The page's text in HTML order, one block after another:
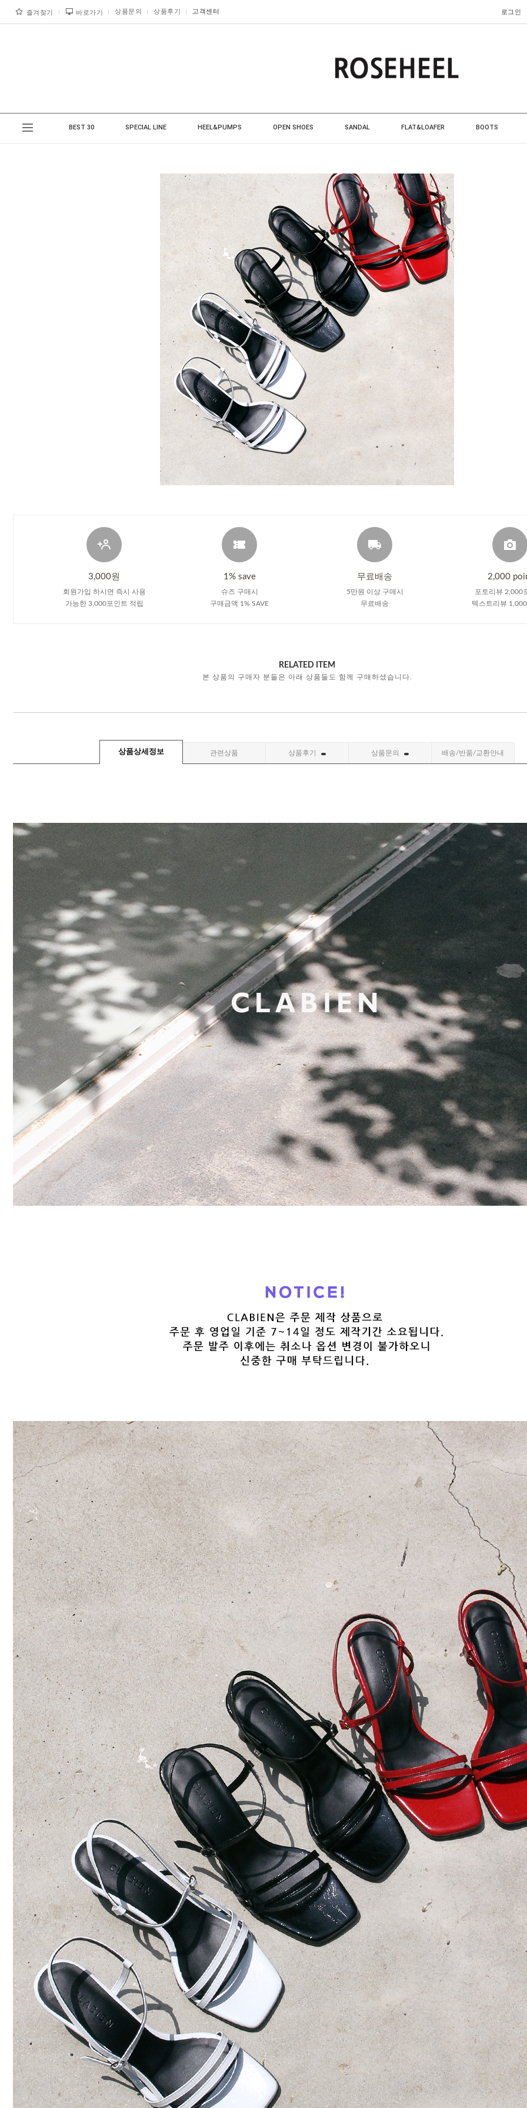
즐겨찾기 바로가기 상품문의 상품후기 고객센터 로그인
BEST 30 SPECIAL LINE HEEL&PUMPS OPEN SHOES SANDAL FLAT&LOAFER BOOTS
3,000원
회원가입 하시면 즉시 사용
가능한 3,000포인트 적립
1% save
슈즈 구매시
구매금액 1% SAVE
무료배송
5만원 이상 구매시
무료배송
2,000
포토리뷰 2,000
텍스트리뷰
RELATED ITEM
본 상품의 구매자 분들은 아래 상품들도 함께 구매하셨습니다.
상품상세정보 관련상품 상품후기 상품문의 배송/반품/교환안내